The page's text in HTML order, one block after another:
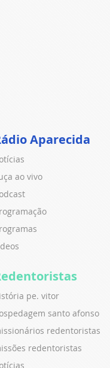
Aparecida
ao vivo
pe. vitor
santo afonso
redentoristas
redentoristas